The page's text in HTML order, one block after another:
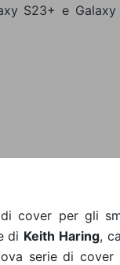
S23+ e Galaxy
cover per gli
di Keith Haring,
serie di cover